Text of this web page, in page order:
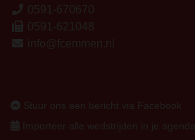
0591-670670
0591-621048
info@fcemmen.nl
Stuur ons een bericht via Facebook
Importeer alle wedstrijden in je agenda!